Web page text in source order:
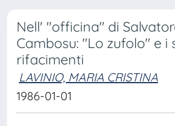
Nell' "officina" di
Cambosu: "Lo zufolo" e i
rifacimenti
LAVINIO, MARIA CRISTINA
1986-01-01